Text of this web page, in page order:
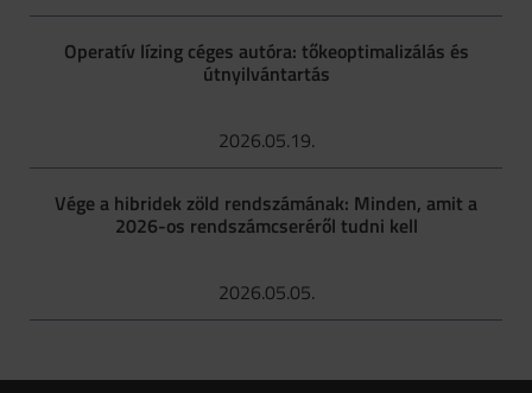
Operatív lízing céges autóra: tőkeoptimalizálás és
útnyilvántartás
2026.05.19.
Vége a hibridek zöld rendszámának: Minden, amit a
2026-os rendszámcseréről tudni kell
2026.05.05.